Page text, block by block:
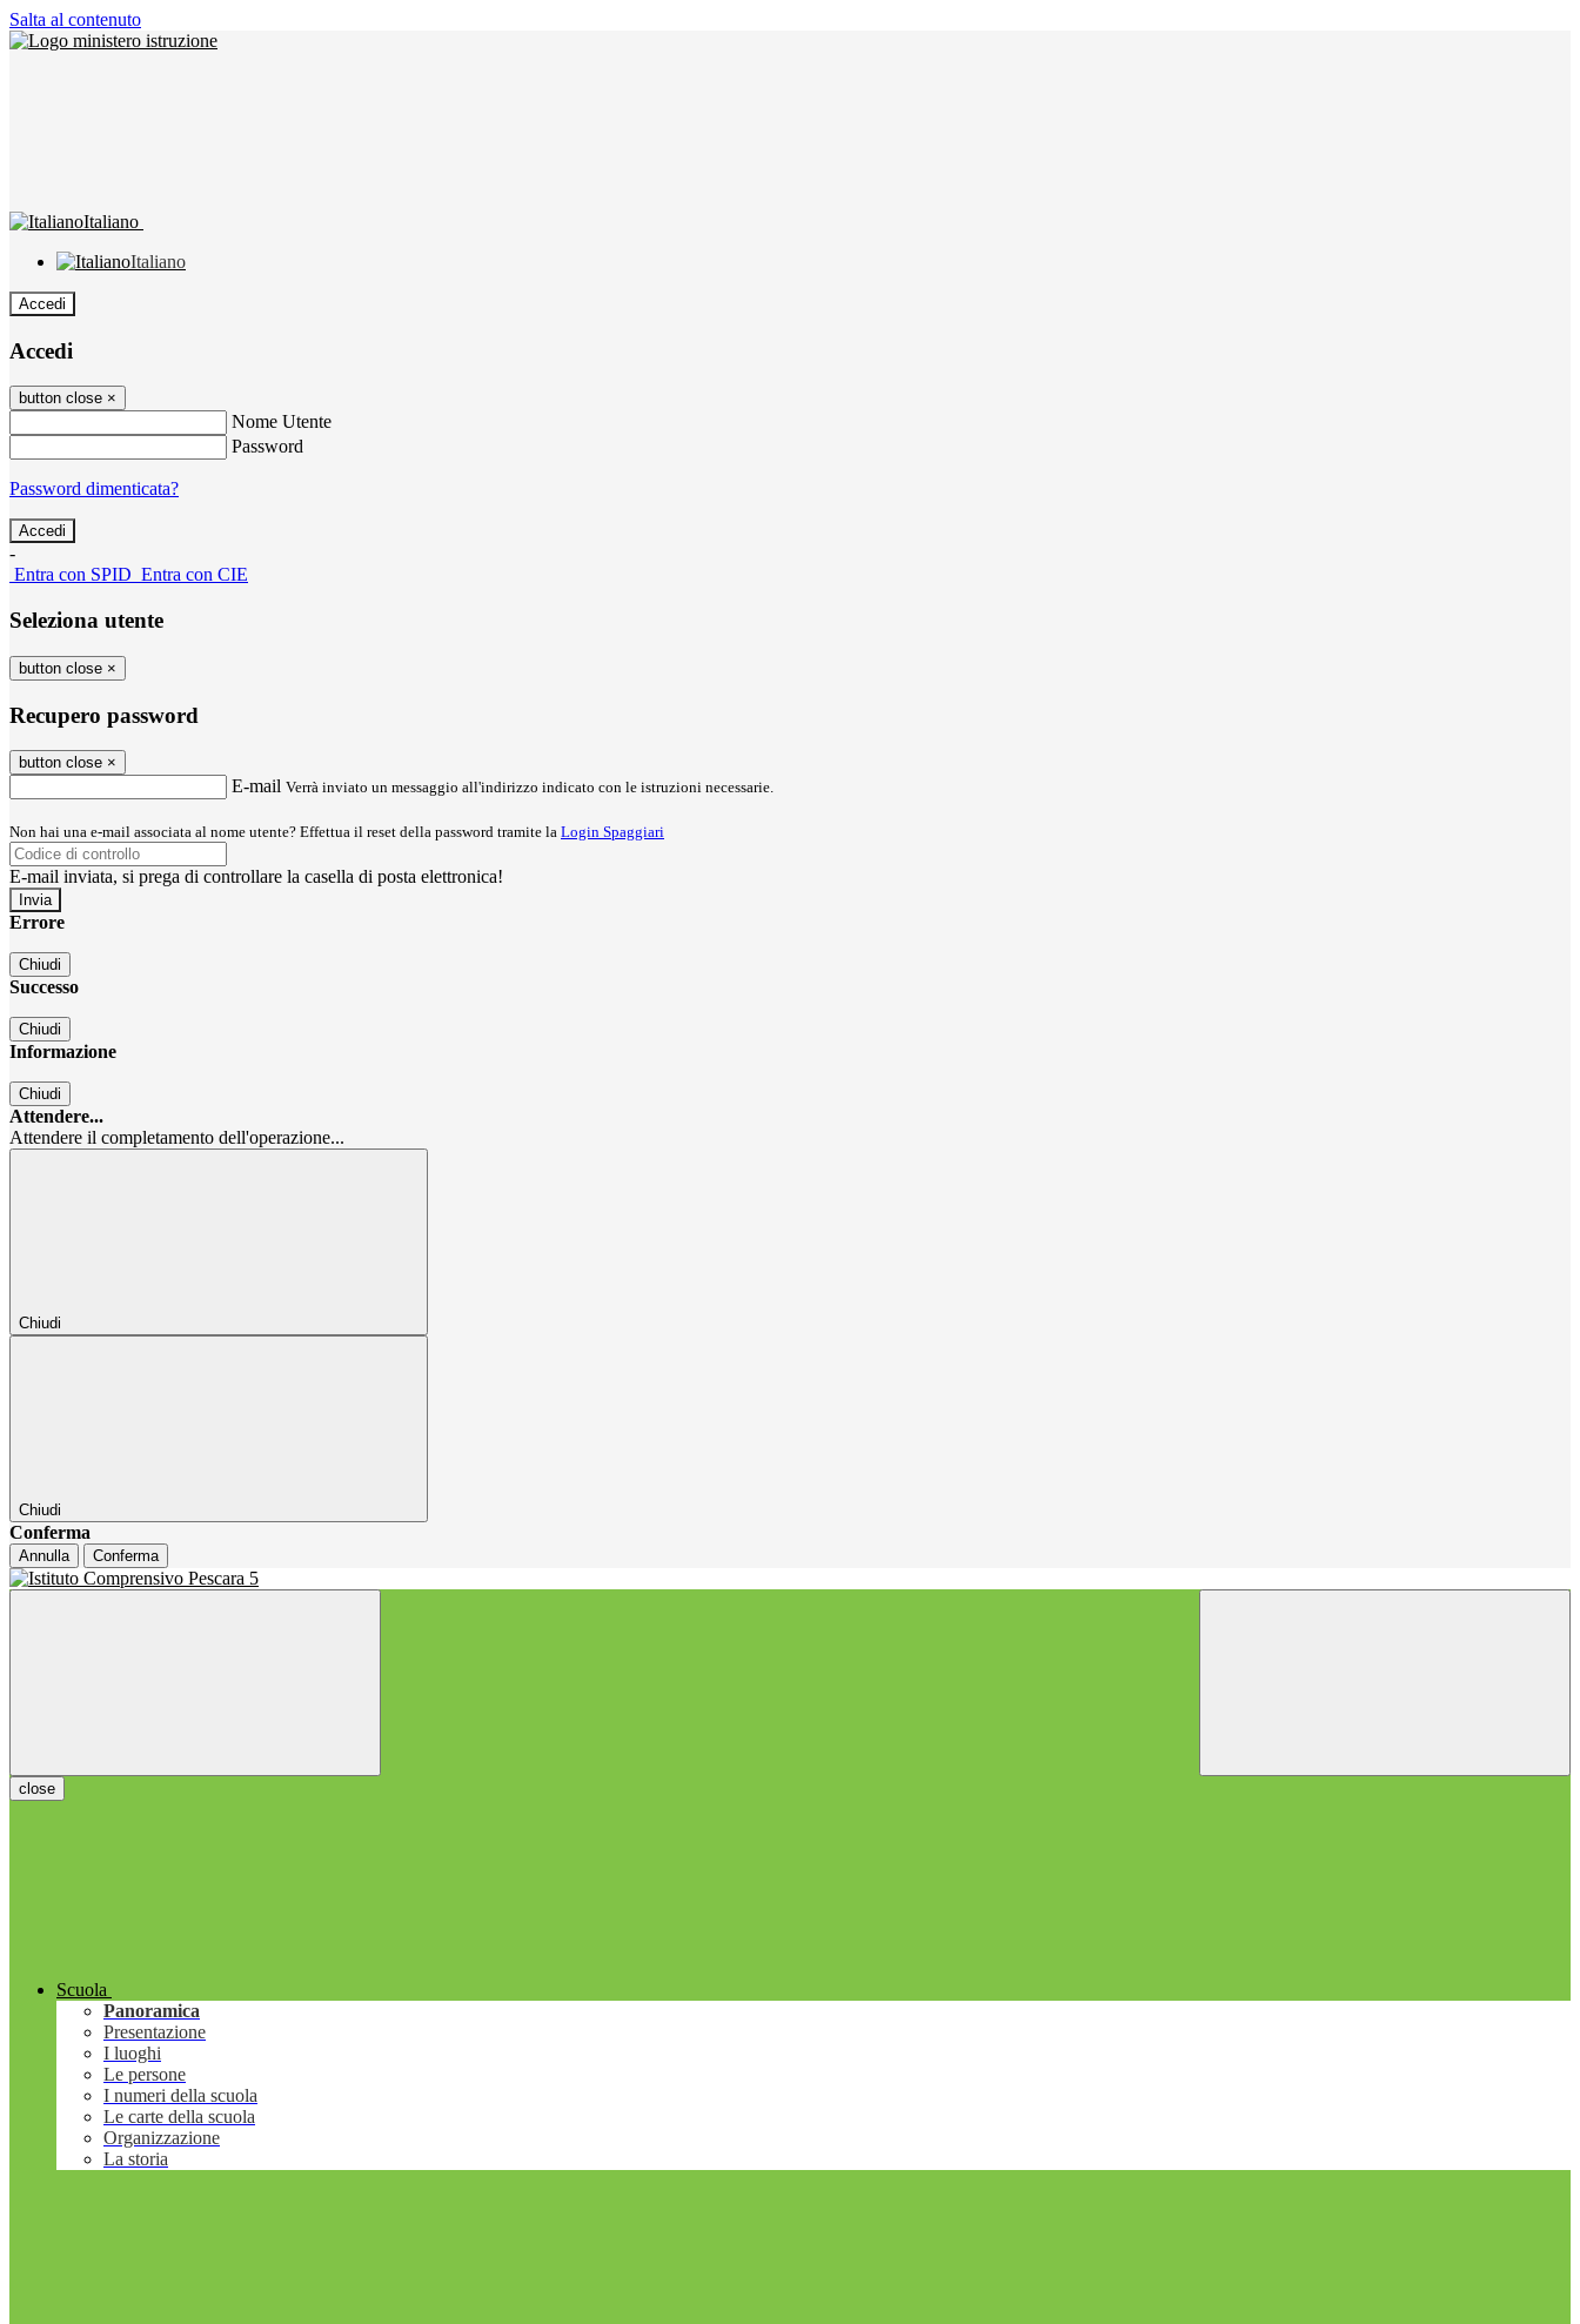
Salta al contenuto
Italiano
Italiano
Accedi
Accedi
button close ×
Nome Utente
Password
Password dimenticata?
-
Entra con SPID Entra con CIE
Seleziona utente
button close ×
Recupero password
button close ×
E-mail Verrà inviato un messaggio all'indirizzo indicato con le istruzioni necessarie.
Non hai una e-mail associata al nome utente? Effettua il reset della password tramite la Login Spaggiari
E-mail inviata, si prega di controllare la casella di posta elettronica!
Errore
Chiudi
Successo
Chiudi
Informazione
Chiudi
Attendere...
Attendere il completamento dell'operazione...
Chiudi
Chiudi
Conferma
Annulla Conferma
close
Scuola
Panoramica
Presentazione
I luoghi
Le persone
I numeri della scuola
Le carte della scuola
Organizzazione
La storia